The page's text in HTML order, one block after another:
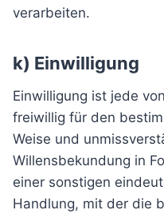
verarbeiten.
k) Einwilligung
Einwilligung ist jede
freiwillig für den
Weise und
Willensbekundung in
einer sonstigen
Handlung, mit der die